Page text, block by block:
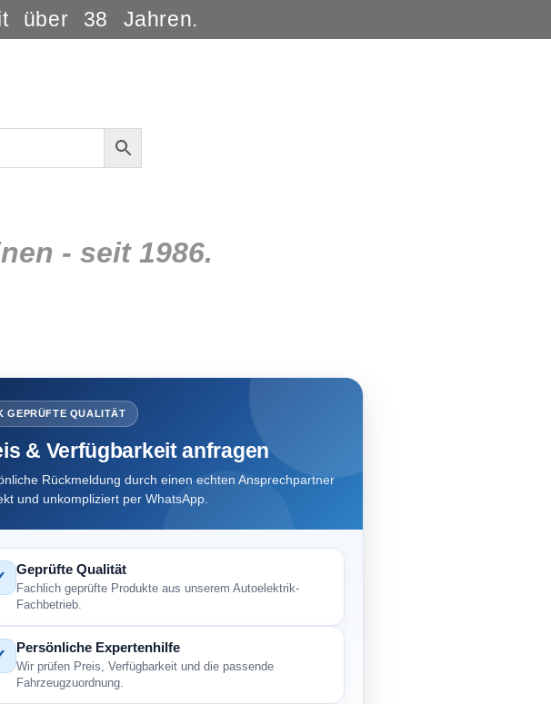
über 38 Jahren.
- seit 1986.
GEPRÜFTE QUALITÄT
& Verfügbarkeit anfragen
Rückmeldung durch einen echten Ansprechpartner
und unkompliziert per WhatsApp.
Geprüfte Qualität
Fachlich geprüfte Produkte aus unserem Autoelektrik-
Fachbetrieb.
Persönliche Expertenhilfe
Wir prüfen Preis, Verfügbarkeit und die passende
Fahrzeugzuordnung.